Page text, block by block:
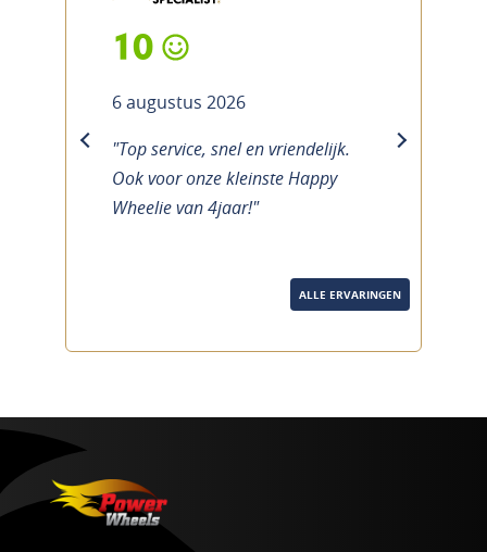
10
6 augustus 2026
"Top service, snel en vriendelijk.
Ook voor onze kleinste Happy
Wheelie van 4jaar!"
previous next
ALLE ERVARINGEN